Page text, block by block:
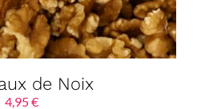
de Noix
4,95€